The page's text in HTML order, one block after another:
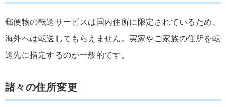
郵便物の転送サービスは国内住所に限定されているため、
海外へは転送してもらえません。実家やご家族の住所を転
送先に指定するのが一般的です。
諸々の住所変更